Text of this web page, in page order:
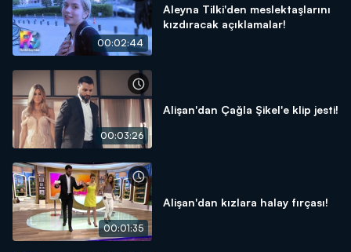
00:02:44
Aleyna Tilki'den meslektaşlarını
kızdıracak açıklamalar!
00:03:26
Alişan'dan Çağla Şikel'e klip jesti!
00:01:35
Alişan'dan kızlara halay fırçası!